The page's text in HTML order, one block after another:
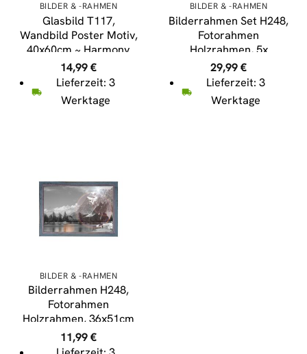
BILDER & -RAHMEN
Glasbild T117,
Wandbild Poster Motiv,
40x60cm ~ Harmony
14,99€
Lieferzeit: 3
Werktage
BILDER & -RAHMEN
Bilderrahmen Set H248,
Fotorahmen
Holzrahmen, 5x
19x24cm 1x 36x51cm
Shabby Landhaus ~
weiß
29,99€
Lieferzeit: 3
Werktage
BILDER & -RAHMEN
Bilderrahmen H248,
Fotorahmen
Holzrahmen, 36x51cm
Shabby-Look Landhaus
~ grau
11,99€